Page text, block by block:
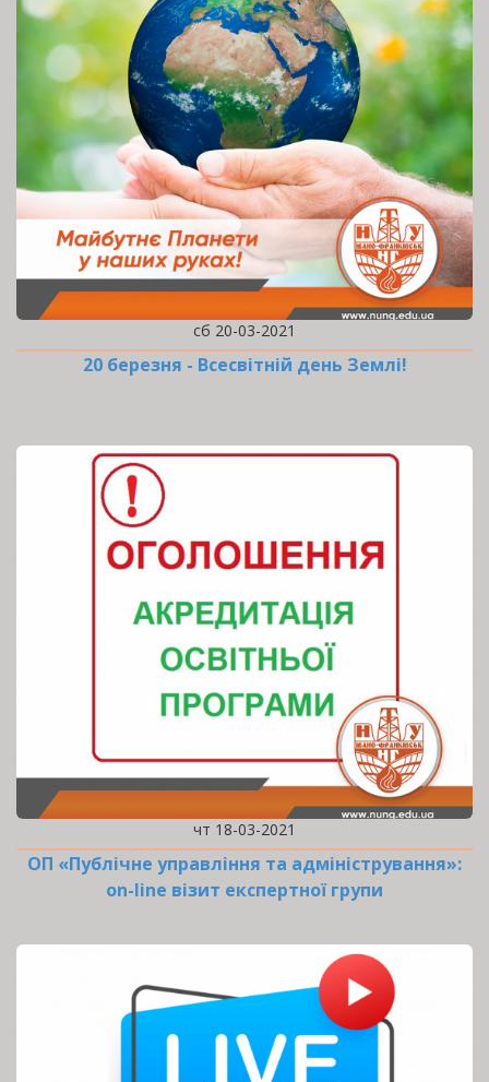
сб 20-03-2021
20 березня - Всесвітній день Землі!
чт 18-03-2021
ОП «Публічне управління та адміністрування»:
оn-line візит експертної групи